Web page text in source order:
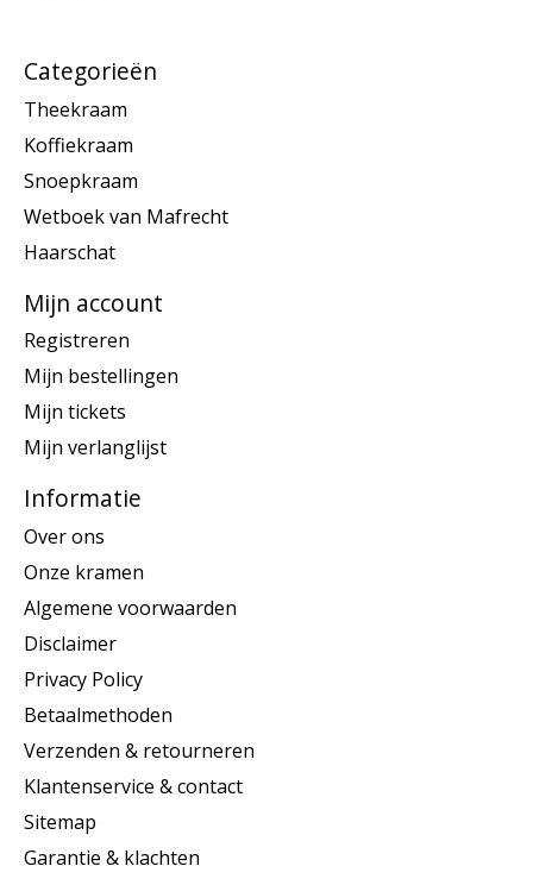
Categorieën
Theekraam
Koffiekraam
Snoepkraam
Wetboek van Mafrecht
Haarschat
Mijn account
Registreren
Mijn bestellingen
Mijn tickets
Mijn verlanglijst
Informatie
Over ons
Onze kramen
Algemene voorwaarden
Disclaimer
Privacy Policy
Betaalmethoden
Verzenden & retourneren
Klantenservice & contact
Sitemap
Garantie & klachten